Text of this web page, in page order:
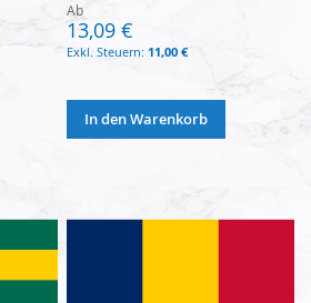
Ab
13,09 €
11,00 €
In den Warenkorb